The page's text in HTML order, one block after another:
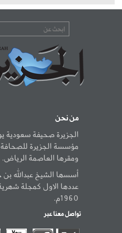
من نحن
الجزيرة صحيفة سعودية
مؤسسة الجزيرة للصحافة
ومقرها العاصمة الرياض.
أسسها الشيخ عبدالله
عددها الاول كمجلة
1960م.
تواصل معنا عبر